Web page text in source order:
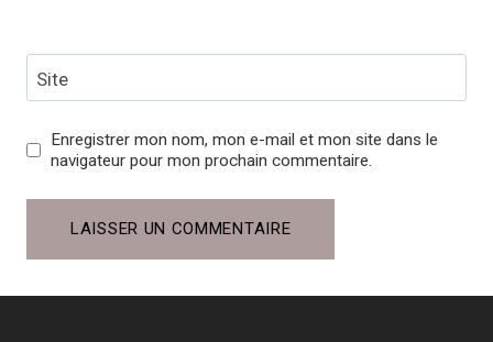
Site
Enregistrer mon nom, mon e-mail et mon site dans le
navigateur pour mon prochain commentaire.